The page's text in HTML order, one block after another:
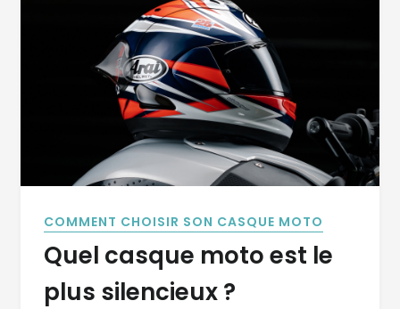
COMMENT CHOISIR SON CASQUE MOTO
Quel casque moto est le
plus silencieux ?